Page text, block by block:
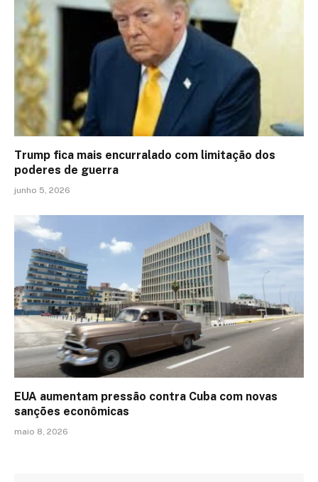
Trump fica mais encurralado com limitação dos
poderes de guerra
junho 5, 2026
EUA aumentam pressão contra Cuba com novas
sanções econômicas
maio 8, 2026